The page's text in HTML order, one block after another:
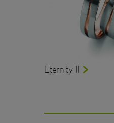
Eternity II